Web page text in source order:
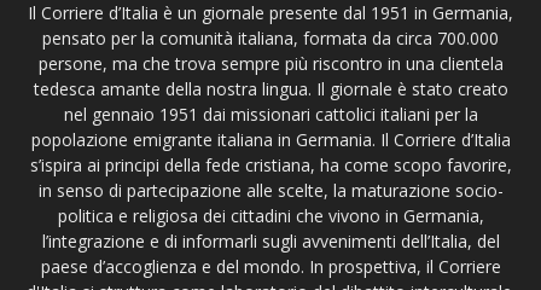
Il Corriere d’Italia è un giornale presente dal 1951 in Germania,
pensato per la comunità italiana, formata da circa 700.000
persone, ma che trova sempre più riscontro in una clientela
tedesca amante della nostra lingua. Il giornale è stato creato
nel gennaio 1951 dai missionari cattolici italiani per la
popolazione emigrante italiana in Germania. Il Corriere d’Italia
s’ispira ai principi della fede cristiana, ha come scopo favorire,
in senso di partecipazione alle scelte, la maturazione socio-
politica e religiosa dei cittadini che vivono in Germania,
l’integrazione e di informarli sugli avvenimenti dell’Italia, del
paese d’accoglienza e del mondo. In prospettiva, il Corriere